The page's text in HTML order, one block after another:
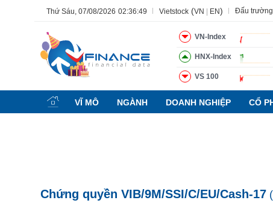
Thứ Sáu, 07/08/2026 02:36:50 Vietstock (VN EN) Đấu
VN-Index
HNX-Index
VS 100
VĨ MÔ NGÀNH DOANH NGHIỆP CỔ
Chứng quyền VIB/9M/SSI/C/EU/Cash-17 (
Tính năng Ngành Mã chứng khoán Lãnh
BẤT ĐỘNG SẢN